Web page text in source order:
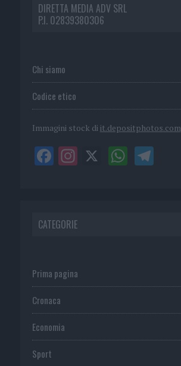
DIRETTA MEDIA ADV SRL
P.I. 02839380306
Chi siamo
Codice etico
Immagini stock di it.depositphotos.com
CATEGORIE
Prima pagina
Cronaca
Economia
Sport